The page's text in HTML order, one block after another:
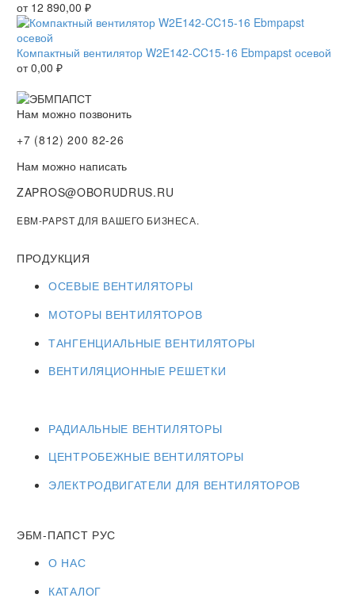
от 12 890,00 ₽
Компактный вентилятор W2E142-CC15-16 Ebmpapst осевой
от0,00 ₽
Нам можно позвонить
+7 (812) 200 82-26
Нам можно написать
ZAPROS@OBORUDRUS.RU
EBM-PAPST ДЛЯ ВАШЕГО БИЗНЕСА.
ПРОДУКЦИЯ
ОСЕВЫЕ ВЕНТИЛЯТОРЫ
МОТОРЫ ВЕНТИЛЯТОРОВ
ТАНГЕНЦИАЛЬНЫЕ ВЕНТИЛЯТОРЫ
ВЕНТИЛЯЦИОННЫЕ РЕШЕТКИ
РАДИАЛЬНЫЕ ВЕНТИЛЯТОРЫ
ЦЕНТРОБЕЖНЫЕ ВЕНТИЛЯТОРЫ
ЭЛЕКТРОДВИГАТЕЛИ ДЛЯ ВЕНТИЛЯТОРОВ
ЭБМ-ПАПСТ РУС
О НАС
КАТАЛОГ